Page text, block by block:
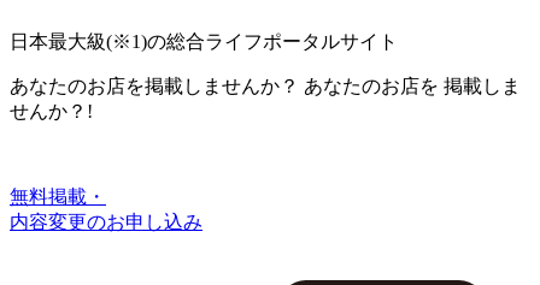
日本最大級(※1)の総合ライフポータルサイト
あなたのお店を掲載しませんか？ あなたのお店を 掲載しま
せんか？!
無料掲載・
内容変更のお申し込み